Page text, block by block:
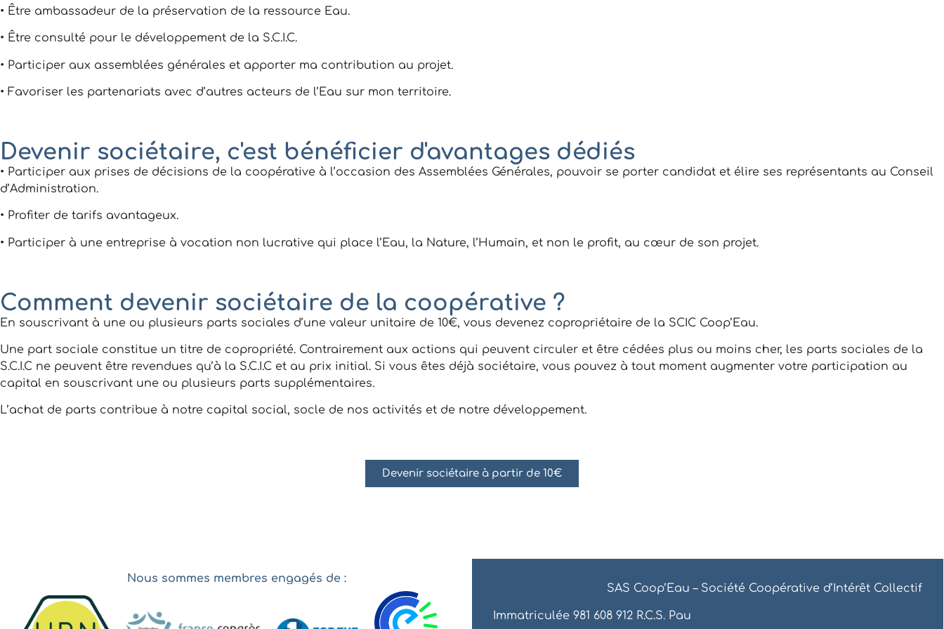
• Être ambassadeur de la préservation de la ressource Eau.
• Être consulté pour le développement de la S.C.I.C.
• Participer aux assemblées générales et apporter ma contribution au projet.
• Favoriser les partenariats avec d’autres acteurs de l’Eau sur mon territoire.
Devenir sociétaire, c'est bénéficier d'avantages dédiés
• Participer aux prises de décisions de la coopérative à l’occasion des Assemblées Générales, pouvoir se porter candidat et élire ses représentants au Conseil
d’Administration.
• Profiter de tarifs avantageux.
• Participer à une entreprise à vocation non lucrative qui place l’Eau, la Nature, l’Humain, et non le profit, au cœur de son projet.
Comment devenir sociétaire de la coopérative ?
En souscrivant à une ou plusieurs parts sociales d’une valeur unitaire de 10€, vous devenez copropriétaire de la SCIC Coop’Eau.
Une part sociale constitue un titre de copropriété. Contrairement aux actions qui peuvent circuler et être cédées plus ou moins cher, les parts sociales de la
S.C.I.C ne peuvent être revendues qu’à la S.C.I.C et au prix initial. Si vous êtes déjà sociétaire, vous pouvez à tout moment augmenter votre participation au
capital en souscrivant une ou plusieurs parts supplémentaires.
L’achat de parts contribue à notre capital social, socle de nos activités et de notre développement.
Devenir sociétaire à partir de 10€
Nous sommes membres engagés de :
SAS Coop’Eau – Société Coopérative d’Intérêt Collectif
Immatriculée 981 608 912 R.C.S. Pau